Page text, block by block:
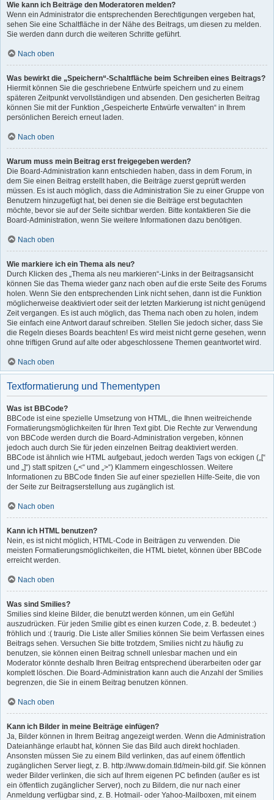
Wie kann ich Beiträge den Moderatoren melden?
Wenn ein Administrator die entsprechenden Berechtigungen vergeben hat,
sehen Sie eine Schaltfläche in der Nähe des Beitrags, um diesen zu melden.
Sie werden dann durch die weiteren Schritte geführt.
Nach oben
Was bewirkt die „Speichern“-Schaltfläche beim Schreiben eines Beitrags?
Hiermit können Sie die geschriebene Entwürfe speichern und zu einem
späteren Zeitpunkt vervollständigen und absenden. Den gesicherten Beitrag
können Sie mit der Funktion „Gespeicherte Entwürfe verwalten“ in Ihrem
persönlichen Bereich erneut laden.
Nach oben
Warum muss mein Beitrag erst freigegeben werden?
Die Board-Administration kann entschieden haben, dass in dem Forum, in
dem Sie einen Beitrag erstellt haben, die Beiträge zuerst geprüft werden
müssen. Es ist auch möglich, dass die Administration Sie zu einer Gruppe von
Benutzern hinzugefügt hat, bei denen sie die Beiträge erst begutachten
möchte, bevor sie auf der Seite sichtbar werden. Bitte kontaktieren Sie die
Board-Administration, wenn Sie weitere Informationen dazu benötigen.
Nach oben
Wie markiere ich ein Thema als neu?
Durch Klicken des „Thema als neu markieren“-Links in der Beitragsansicht
können Sie das Thema wieder ganz nach oben auf die erste Seite des Forums
holen. Wenn Sie den entsprechenden Link nicht sehen, dann ist die Funktion
möglicherweise deaktiviert oder seit der letzten Markierung ist nicht genügend
Zeit vergangen. Es ist auch möglich, das Thema nach oben zu holen, indem
Sie einfach eine Antwort darauf schreiben. Stellen Sie jedoch sicher, dass Sie
die Regeln dieses Boards beachten! Es wird meist nicht gerne gesehen, wenn
ohne triftigen Grund auf alte oder abgeschlossene Themen geantwortet wird.
Nach oben
Textformatierung und Thementypen
Was ist BBCode?
BBCode ist eine spezielle Umsetzung von HTML, die Ihnen weitreichende
Formatierungsmöglichkeiten für Ihren Text gibt. Die Rechte zur Verwendung
von BBCode werden durch die Board-Administration vergeben, können
jedoch auch durch Sie für jeden einzelnen Beitrag deaktiviert werden.
BBCode ist ähnlich wie HTML aufgebaut, jedoch werden Tags von eckigen („[“
und „]“) statt spitzen („<“ und „>“) Klammern eingeschlossen. Weitere
Informationen zu BBCode finden Sie auf einer speziellen Hilfe-Seite, die von
der Seite zur Beitragserstellung aus zugänglich ist.
Nach oben
Kann ich HTML benutzen?
Nein, es ist nicht möglich, HTML-Code in Beiträgen zu verwenden. Die
meisten Formatierungsmöglichkeiten, die HTML bietet, können über BBCode
erreicht werden.
Nach oben
Was sind Smilies?
Smilies sind kleine Bilder, die benutzt werden können, um ein Gefühl
auszudrücken. Für jeden Smilie gibt es einen kurzen Code, z. B. bedeutet :)
fröhlich und :( traurig. Die Liste aller Smilies können Sie beim Verfassen eines
Beitrags sehen. Versuchen Sie bitte trotzdem, Smilies nicht zu häufig zu
benutzen, sie können einen Beitrag schnell unlesbar machen und ein
Moderator könnte deshalb Ihren Beitrag entsprechend überarbeiten oder gar
komplett löschen. Die Board-Administration kann auch die Anzahl der Smilies
begrenzen, die Sie in einem Beitrag benutzen können.
Nach oben
Kann ich Bilder in meine Beiträge einfügen?
Ja, Bilder können in Ihrem Beitrag angezeigt werden. Wenn die Administration
Dateianhänge erlaubt hat, können Sie das Bild auch direkt hochladen.
Ansonsten müssen Sie zu einem Bild verlinken, das auf einem öffentlich
zugänglichen Server liegt, z. B. http://www.domain.tld/mein-bild.gif. Sie können
weder Bilder verlinken, die sich auf Ihrem eigenen PC befinden (außer es ist
ein öffentlich zugänglicher Server), noch zu Bildern, die nur nach einer
Anmeldung verfügbar sind, z. B. Hotmail- oder Yahoo-Mailboxen, mit einem